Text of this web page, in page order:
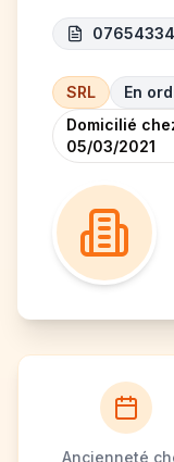
SRL
En
Domicilié
05/03/2021
Ancienneté